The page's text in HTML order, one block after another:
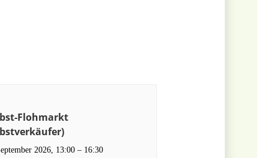
Flohmarkt
2026, 13:00 – 16:30